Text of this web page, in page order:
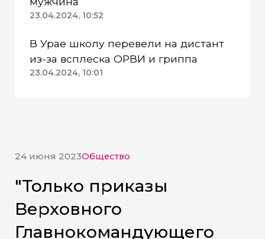
23.04.2024, 10:52
В Урае школу перевели на дистант
из-за всплеска ОРВИ и гриппа
23.04.2024, 10:01
24 июня 2023Общество
"Только приказы
Верховного
Главнокомандующего